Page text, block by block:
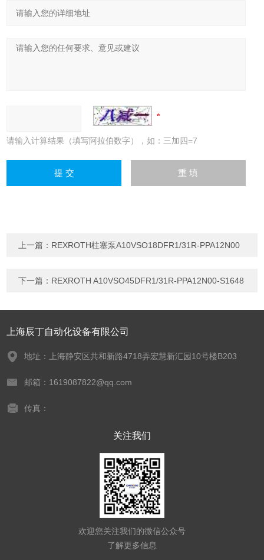
请输入计算结果（填写阿拉伯数字），如：三加四=7
上一篇： REXROTH柱塞泵A10VSO18DFR1/31R-PPA12N00
下一篇： REXROTH A10VSO45DFR1/31R-PPA12N00-S1648
上海辰丁自动化设备有限公司
地址：上海静安区共和新路4718弄宏慧新汇园10号楼B203
邮箱：1619087822@qq.com
传真：
关注我们
欢迎您关注我们的微信公众号
了解更多信息